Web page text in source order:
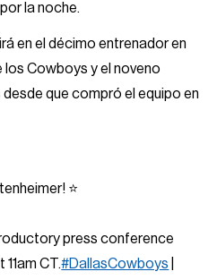
la noche.
en el décimo entrenador en
Cowboys y el noveno
que compró el equipo en
⭐️
press conference
CT.#DallasCowboys